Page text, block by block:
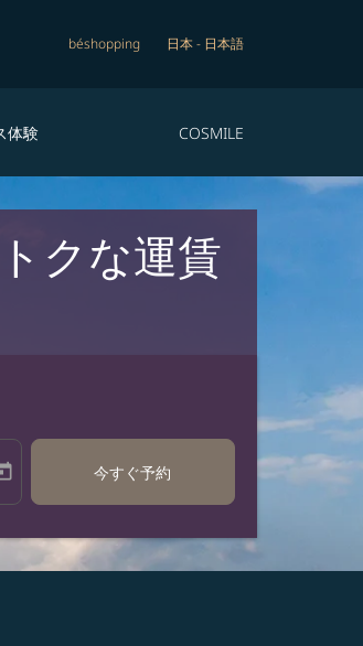
béshopping 日本- 日本語
体験 COSMILE
クな運賃
label 今すぐ予約